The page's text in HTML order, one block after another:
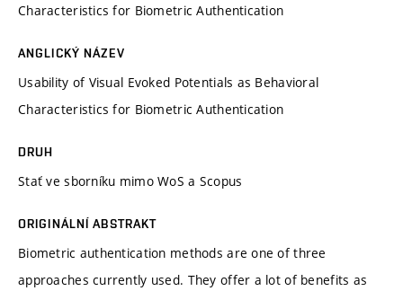
Characteristics for Biometric Authentication
ANGLICKÝ NÁZEV
Usability of Visual Evoked Potentials as Behavioral
Characteristics for Biometric Authentication
DRUH
Stať ve sborníku mimo WoS a Scopus
ORIGINÁLNÍ ABSTRAKT
Biometric authentication methods are one of three
approaches currently used. They offer a lot of benefits as